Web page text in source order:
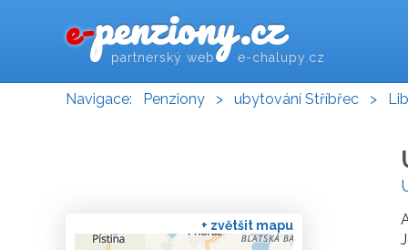
e-penziony.cz
partnerský web e-chalupy.cz
Navigace: Penziony > ubytování Stříbřec >
+ zvětšit mapu